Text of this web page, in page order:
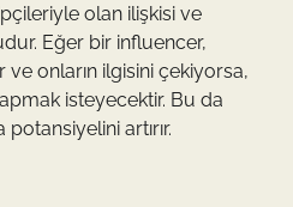
olan ilişkisi ve
Eğer bir influencer,
onların ilgisini çekiyorsa,
isteyecektir. Bu da
artırır.